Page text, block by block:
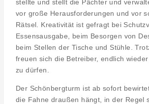
stellte und stellt die Pächter und
vor große Herausforderungen und vor
Rätsel. Kreativität ist gefragt bei
Essensausgabe, beim Besorgen von
beim Stellen der Tische und Stühle.
freuen sich die Betreiber, endlich
zu dürfen.
Der Schönbergturm ist ab sofort
die Fahne draußen hängt, in der Regel